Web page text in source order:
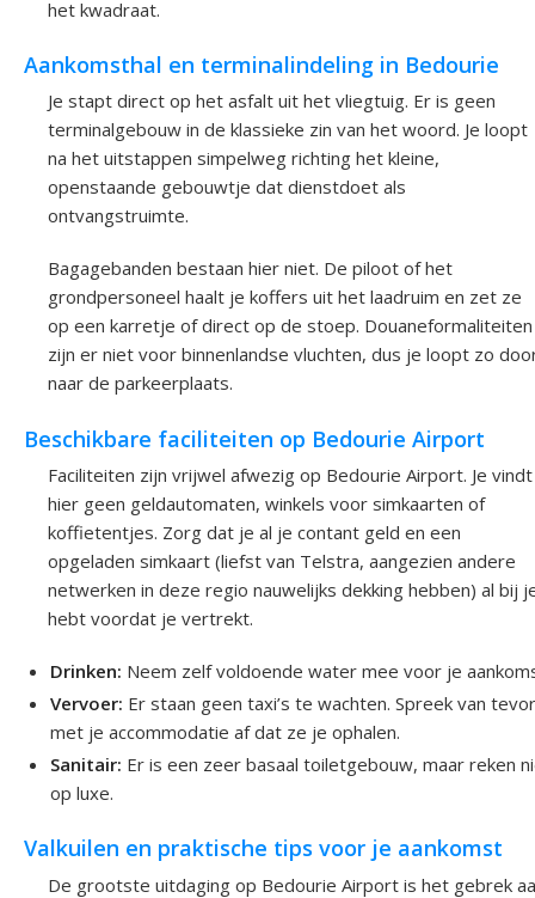
het kwadraat.
Aankomsthal en terminalindeling in Bedourie
Je stapt direct op het asfalt uit het vliegtuig. Er is geen
terminalgebouw in de klassieke zin van het woord. Je loopt
na het uitstappen simpelweg richting het kleine,
openstaande gebouwtje dat dienstdoet als
ontvangstruimte.
Bagagebanden bestaan hier niet. De piloot of het
grondpersoneel haalt je koffers uit het laadruim en zet ze
op een karretje of direct op de stoep. Douaneformaliteiten
zijn er niet voor binnenlandse vluchten, dus je loopt zo
naar de parkeerplaats.
Beschikbare faciliteiten op Bedourie Airport
Faciliteiten zijn vrijwel afwezig op Bedourie Airport. Je vindt
hier geen geldautomaten, winkels voor simkaarten of
koffietentjes. Zorg dat je al je contant geld en een
opgeladen simkaart (liefst van Telstra, aangezien andere
netwerken in deze regio nauwelijks dekking hebben) al bij
hebt voordat je vertrekt.
Drinken: Neem zelf voldoende water mee voor je
Vervoer: Er staan geen taxi’s te wachten. Spreek van
met je accommodatie af dat ze je ophalen.
Sanitair: Er is een zeer basaal toiletgebouw, maar reken
op luxe.
Valkuilen en praktische tips voor je aankomst
De grootste uitdaging op Bedourie Airport is het gebrek